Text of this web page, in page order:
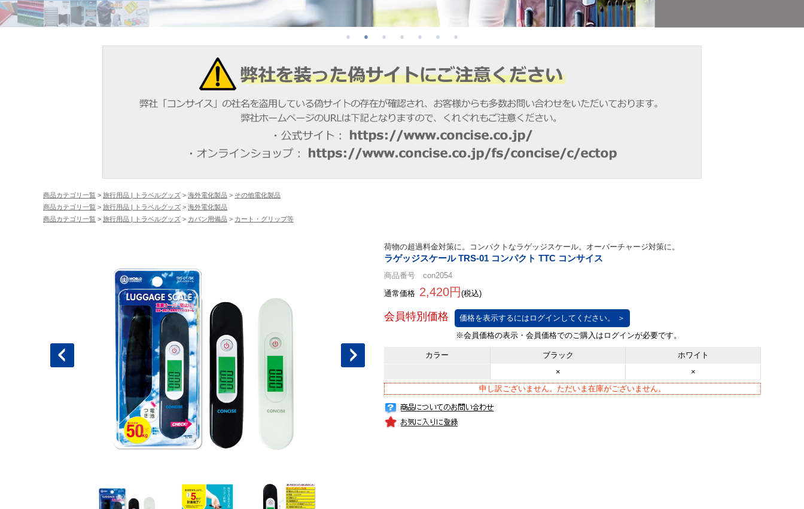
商品カテゴリ一覧 > 旅行用品 | トラベルグッズ > 海外電化製品 > その他電化製品
商品カテゴリ一覧 > 旅行用品 | トラベルグッズ > 海外電化製品
商品カテゴリ一覧 > 旅行用品 | トラベルグッズ > カバン用備品 > カート・グリップ等
荷物の超過料金対策に。コンパクトなラゲッジスケール。オーバーチャージ対策に。
ラゲッジスケール TRS-01 コンパクト TTC コンサイス
商品番号 con2054
通常価格 2,420円 (税込)
価格を表示するにはログインしてください。 ＞
カラー ブラック
ホワイト
×
×
申し訳ございません。ただいま在庫がございません。